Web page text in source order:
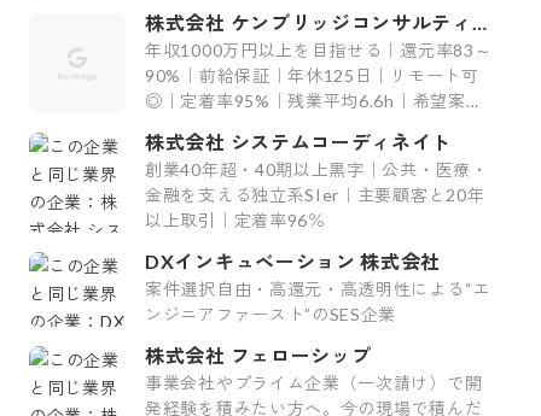
株式会社 ケンブリッジコンサルティン
グ
年収1000万円以上を目指せる｜還元率83～
90%｜前給保証｜年休125日｜リモート可
◎｜定着率95%｜残業平均6.6h｜希望案件
株式会社 システムコーディネイト
創業40年超・40期以上黒字｜公共・医療・
金融を支える独立系SIer｜主要顧客と20年
以上取引｜定着率96％
DXインキュベーション 株式会社
案件選択自由・高還元・高透明性による“エ
ンジニアファースト”のSES企業
株式会社 フェローシップ
事業会社やプライム企業（一次請け）で開
発経験を積みたい方へ。今の現場で積んだ